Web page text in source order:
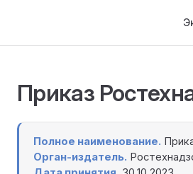
Приказ
Полное наименование.
Орган-издатель.